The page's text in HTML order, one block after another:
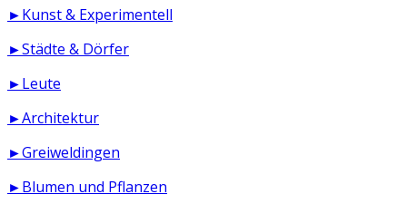
►Kunst & Experimentell
►Städte & Dörfer
►Leute
►Architektur
►Greiweldingen
►Blumen und Pflanzen